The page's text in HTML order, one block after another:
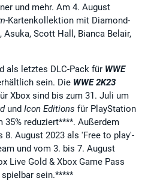
und mehr. Am 4. August
-Kartenkollektion mit Diamond-
Asuka, Scott Hall, Bianca Belair,
als letztes DLC-Pack für WWE
sein. Die WWE 2K23
Xbox sind bis zum 31. Juli um
und Icon Editions für PlayStation
35% reduziert****. Außerdem
8. August 2023 als 'Free to play'-
und vom 3. bis 7. August
Live Gold & Xbox Game Pass
sein.*****